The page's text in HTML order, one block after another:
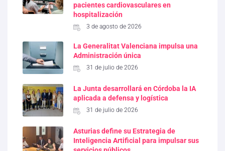
pacientes cardiovasculares en
hospitalización
3 de agosto de 2026
La Generalitat Valenciana impulsa una
Administración única
31 de julio de 2026
La Junta desarrollará en Córdoba la IA
aplicada a defensa y logística
31 de julio de 2026
Asturias define su Estrategia de
Inteligencia Artificial para impulsar sus